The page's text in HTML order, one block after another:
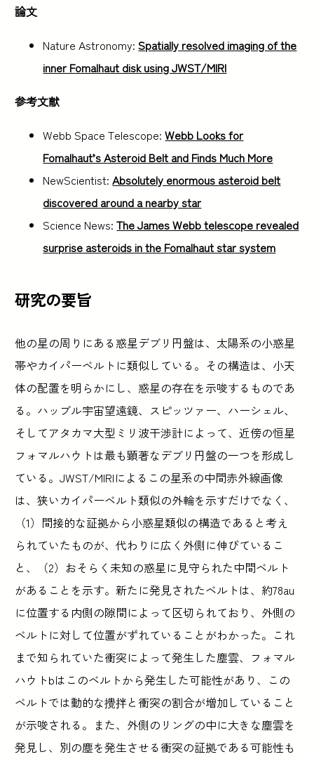
論文
Nature Astronomy:Spatially resolved imaging of the
inner Fomalhaut disk using JWST/MIRI
参考文献
Webb Space Telescope:Webb Looks for
Fomalhaut’s Asteroid Belt and Finds Much More
NewScientist:Absolutely enormous asteroid belt
discovered around a nearby star
Science News:The James Webb telescope revealed
surprise asteroids in the Fomalhaut star system
研究の要旨
他の星の周りにある惑星デブリ円盤は、太陽系の小惑星
帯やカイパーベルトに類似している。その構造は、小天
体の配置を明らかにし、惑星の存在を示唆するものであ
る。ハッブル宇宙望遠鏡、スピッツァー、ハーシェル、
そしてアタカマ大型ミリ波干渉計によって、近傍の恒星
フォマルハウトは最も顕著なデブリ円盤の一つを形成し
ている。JWST/MIRIによるこの星系の中間赤外線画像
は、狭いカイパーベルト類似の外輪を示すだけでなく、
（1）間接的な証拠から小惑星類似の構造であると考え
られていたものが、代わりに広く外側に伸びているこ
と、（2）おそらく未知の惑星に見守られた中間ベルト
があることを示す。新たに発見されたベルトは、約78au
に位置する内側の隙間によって区切られており、外側の
ベルトに対して位置がずれていることがわかった。これ
まで知られていた衝突によって発生した塵雲、フォマル
ハウトbはこのベルトから発生した可能性があり、この
ベルトでは動的な攪拌と衝突の割合が増加していること
が示唆される。また、外側のリングの中に大きな塵雲を
発見し、別の塵を発生させる衝突の証拠である可能性も